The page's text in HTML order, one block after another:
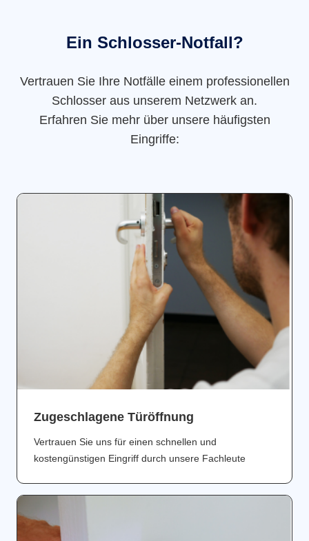
Ein Schlosser-Notfall?
Vertrauen Sie Ihre Notfälle einem professionellen
Schlosser aus unserem Netzwerk an.
Erfahren Sie mehr über unsere häufigsten
Eingriffe:
Zugeschlagene Türöffnung
Vertrauen Sie uns für einen schnellen und
kostengünstigen Eingriff durch unsere Fachleute